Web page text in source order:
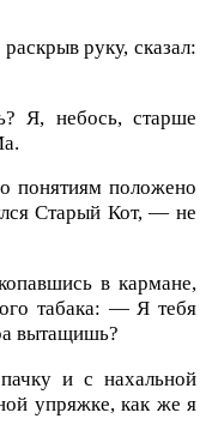
руку, сказал:
Я, небось, старше
понятиям положено
Старый Кот, — не
в кармане,
табака: — Я тебя
вытащишь?
и с нахальной
упряжке, как же я